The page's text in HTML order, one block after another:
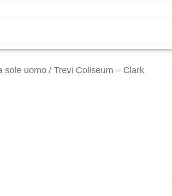
sole uomo / Trevi Coliseum – Clark